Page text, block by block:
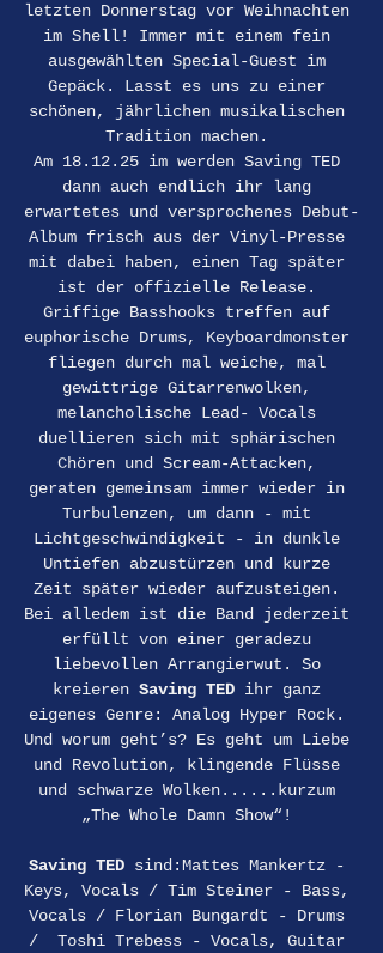
letzten Donnerstag vor Weihnachten
im Shell! Immer mit einem fein
ausgewählten Special-Guest im
Gepäck. Lasst es uns zu einer
schönen, jährlichen musikalischen
Tradition machen.
Am 18.12.25 im werden Saving TED
dann auch endlich ihr lang
erwartetes und versprochenes Debut-
Album frisch aus der Vinyl-Presse
mit dabei haben, einen Tag später
ist der offizielle Release.
Griffige Basshooks treffen auf
euphorische Drums, Keyboardmonster
fliegen durch mal weiche, mal
gewittrige Gitarrenwolken,
melancholische Lead- Vocals
duellieren sich mit sphärischen
Chören und Scream-Attacken,
geraten gemeinsam immer wieder in
Turbulenzen, um dann - mit
Lichtgeschwindigkeit - in dunkle
Untiefen abzustürzen und kurze
Zeit später wieder aufzusteigen.
Bei alledem ist die Band jederzeit
erfüllt von einer geradezu
liebevollen Arrangierwut. So
kreieren Saving TED ihr ganz
eigenes Genre: Analog Hyper Rock.
Und worum geht’s? Es geht um Liebe
und Revolution, klingende Flüsse
und schwarze Wolken......kurzum
„The Whole Damn Show“!
Saving TED sind:Mattes Mankertz -
Keys, Vocals / Tim Steiner - Bass,
Vocals / Florian Bungardt - Drums
/  Toshi Trebess - Vocals, Guitar